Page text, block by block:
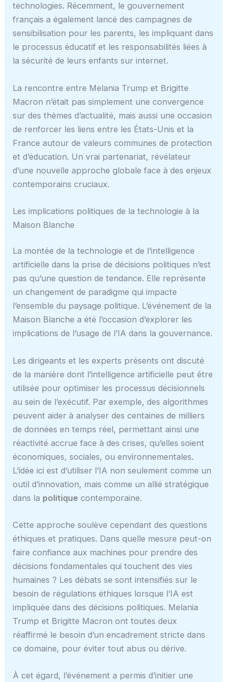
technologies. Récemment, le gouvernement
français a également lancé des campagnes de
sensibilisation pour les parents, les impliquant dans
le processus éducatif et les responsabilités liées à
la sécurité de leurs enfants sur internet.
La rencontre entre Melania Trump et Brigitte
Macron n’était pas simplement une convergence
sur des thèmes d’actualité, mais aussi une occasion
de renforcer les liens entre les États-Unis et la
France autour de valeurs communes de protection
et d’éducation. Un vrai partenariat, révélateur
d’une nouvelle approche globale face à des enjeux
contemporains cruciaux.
Les implications politiques de la technologie à la
Maison Blanche
La montée de la technologie et de l’intelligence
artificielle dans la prise de décisions politiques n’est
pas qu’une question de tendance. Elle représente
un changement de paradigme qui impacte
l’ensemble du paysage politique. L’événement de la
Maison Blanche a été l’occasion d’explorer les
implications de l’usage de l’IA dans la gouvernance.
Les dirigeants et les experts présents ont discuté
de la manière dont l’intelligence artificielle peut être
utilisée pour optimiser les processus décisionnels
au sein de l’exécutif. Par exemple, des algorithmes
peuvent aider à analyser des centaines de milliers
de données en temps réel, permettant ainsi une
réactivité accrue face à des crises, qu’elles soient
économiques, sociales, ou environnementales.
L’idée ici est d’utiliser l’IA non seulement comme un
outil d’innovation, mais comme un allié stratégique
dans la politique contemporaine.
Cette approche soulève cependant des questions
éthiques et pratiques. Dans quelle mesure peut-on
faire confiance aux machines pour prendre des
décisions fondamentales qui touchent des vies
humaines ? Les débats se sont intensifiés sur le
besoin de régulations éthiques lorsque l’IA est
impliquée dans des décisions politiques. Melania
Trump et Brigitte Macron ont toutes deux
réaffirmé le besoin d’un encadrement stricte dans
ce domaine, pour éviter tout abus ou dérive.
À cet égard, l’événement a permis d’initier une